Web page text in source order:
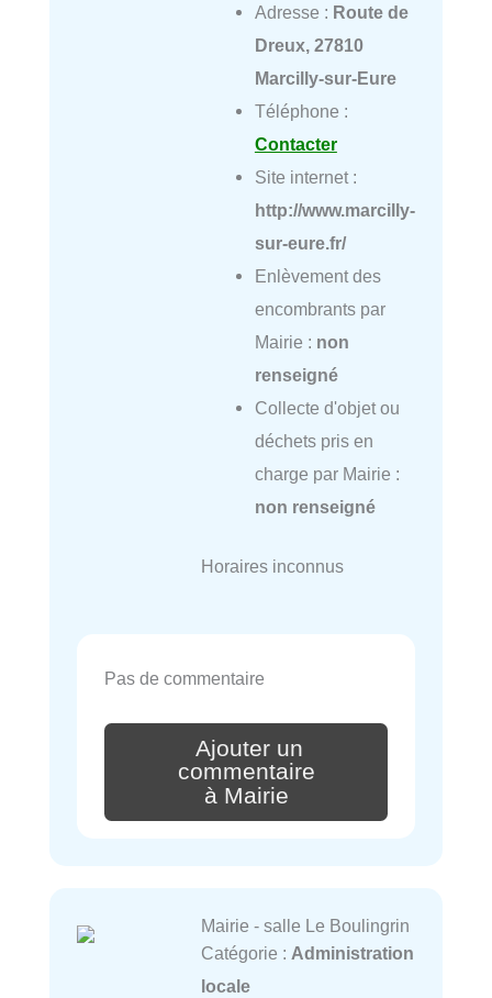
Adresse : Route de
Dreux, 27810
Marcilly-sur-Eure
Téléphone :
Contacter
Site internet :
http://www.marcilly-
sur-eure.fr/
Enlèvement des
encombrants par
Mairie : non
renseigné
Collecte d'objet ou
déchets pris en
charge par Mairie :
non renseigné
Horaires inconnus
Pas de commentaire
Ajouter un
commentaire
à Mairie
Mairie - salle Le Boulingrin
Catégorie : Administration
locale